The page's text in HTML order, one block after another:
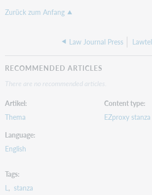
Zurück zum Anfang
Law Journal Press Lawtel
RECOMMENDED ARTICLES
There are no recommended articles.
Artikel
Thema
Content type
EZproxy stanza
Language
English
Tags
L stanza